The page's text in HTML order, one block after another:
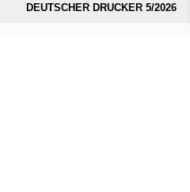
DEUTSCHER DRUCKER 5/2026